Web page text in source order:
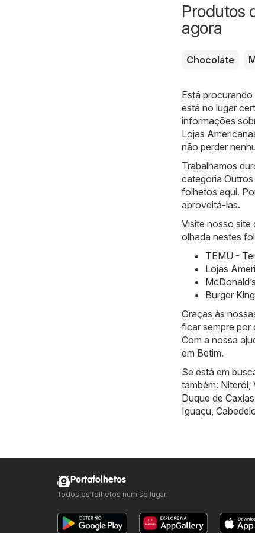
Produtos
agora
Chocolate
Está
está no lugar
informações
Lojas
não perder
Trabalhamos
categoria
folhetos aqui.
aproveitá-las.
Visite nosso site
olhada nestes
TEMU -
Lojas
Burger
Graças às
ficar sempre por
Com a nossa
em Betim.
Se está em
também: Niterói
Duque de Caxias
Iguaçu
Portafolhetos
Todos os folhetos num só lugar.